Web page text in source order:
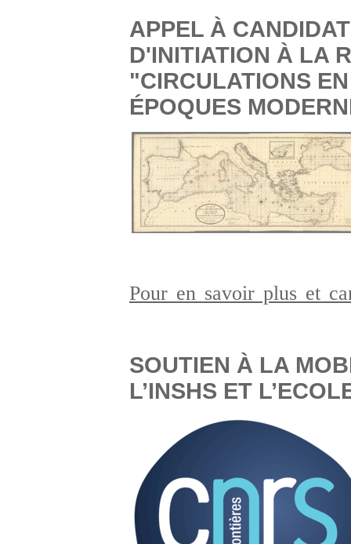
APPEL À
D'INITIATION À LA
"CIRCULATIONS
ÉPOQUES
Pour en savoir plus et
SOUTIEN À LA
L’INSHS ET